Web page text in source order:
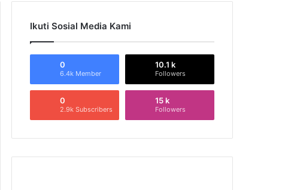
Ikuti Sosial Media Kami
0
6.4k Member
10.1 k
Followers
0
2.9k Subscribers
15 k
Followers